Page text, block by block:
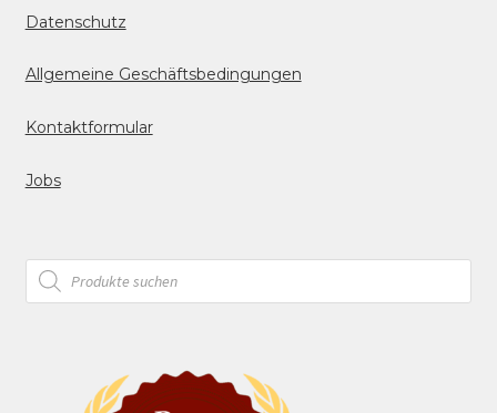
Datenschutz
Allgemeine Geschäftsbedingungen
Kontaktformular
Jobs
Products
search